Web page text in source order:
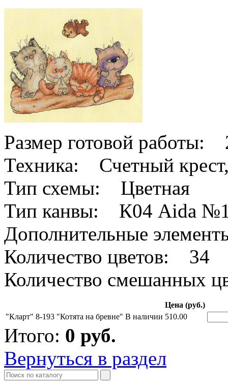
Размер готовой работы:
Техника: Счетный
Тип схемы: Цветная
Тип канвы: К04 Aida
Дополнительные
Количество цветов: 34
Количество смешанных
Цена (руб.)
"Кларт" 8-193 "Котята на бревне" В наличии 510.00
Итого: 0 руб.
Вернуться в раздел